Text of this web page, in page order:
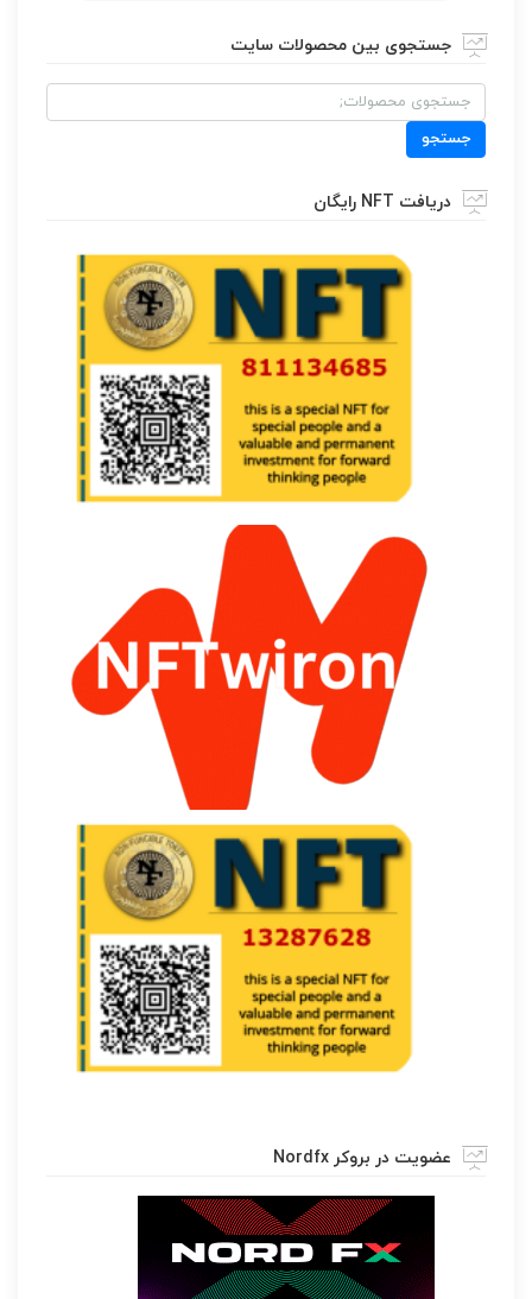
جستجوی بین محصولات سایت
جستجو
برای:
جستجو
دریافت NFT رایگان
عضویت در بروکر Nordfx